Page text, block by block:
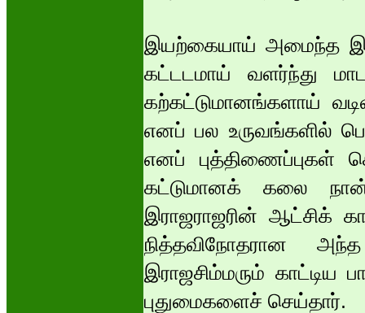
இயற்கையாய் அமைந்த
கட்டடமாய் வளர்ந்து
கற்கட்டுமானங்களாய்
எனப் பல உருவங்களில்
எனப் புத்திணைப்புகள்
கட்டுமானக் கலை
இராஜராஜரின் ஆட்சிக்
நித்தவிநோதரான
இராஜசிம்மரும் காட்டிய
புதுமைகளைச் செய்தார்.